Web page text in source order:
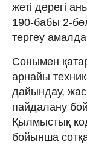
жеті дерегі
190-бабы 2-
тергеу
Сонымен
арнайы
дайындау,
пайдалану
Қылмыстық
бойынша